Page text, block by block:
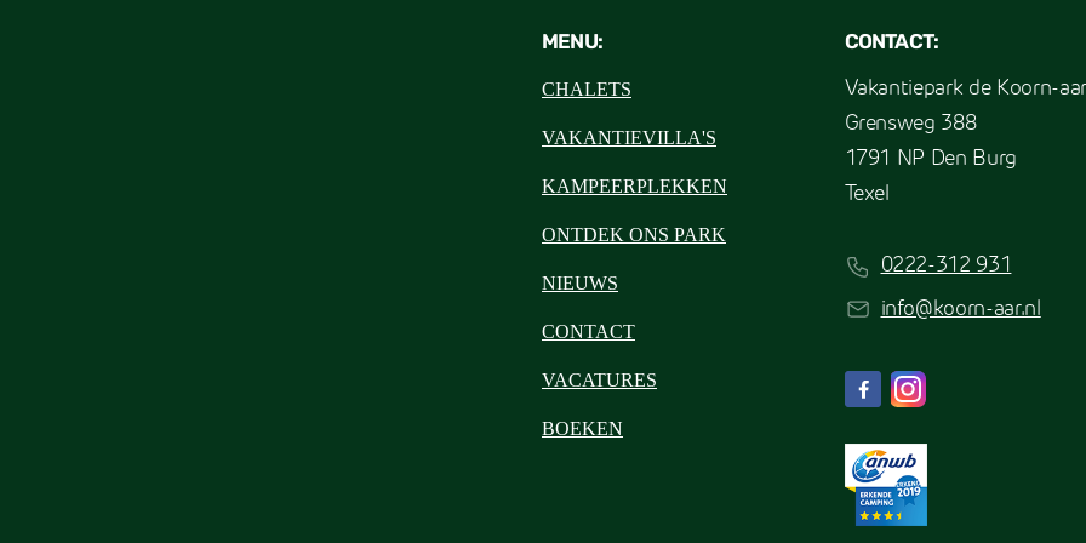
MENU:
CHALETS
VAKANTIEVILLA'S
KAMPEERPLEKKEN
ONTDEK ONS PARK
NIEUWS
CONTACT
VACATURES
BOEKEN
CONTACT:
Vakantiepark de Koorn-aar
Grensweg 388
1791 NP Den Burg
Texel
0222-312 931
info@koorn-aar.nl